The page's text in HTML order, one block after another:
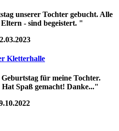
unserer Tochter gebucht. Alle
- sind begeistert. "
Kletterhalle
für meine Tochter.
Spaß gemacht! Danke..."